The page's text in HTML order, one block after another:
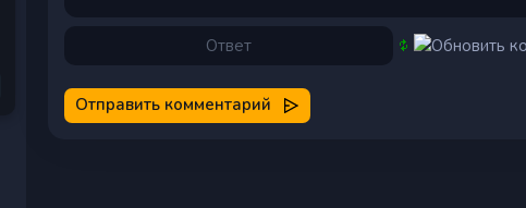
Отправить комментарий